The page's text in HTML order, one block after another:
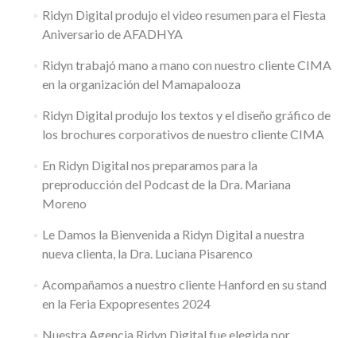
Ridyn Digital produjo el video resumen para el Fiesta
Aniversario de AFADHYA
Ridyn trabajó mano a mano con nuestro cliente CIMA
en la organización del Mamapalooza
Ridyn Digital produjo los textos y el diseño gráfico de
los brochures corporativos de nuestro cliente CIMA
En Ridyn Digital nos preparamos para la
preproducción del Podcast de la Dra. Mariana
Moreno
Le Damos la Bienvenida a Ridyn Digital a nuestra
nueva clienta, la Dra. Luciana Pisarenco
Acompañamos a nuestro cliente Hanford en su stand
en la Feria Expopresentes 2024
Nuestra Agencia Ridyn Digital fue elegida por